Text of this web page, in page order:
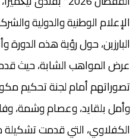
الإعلام الوطنية والدولية
البارزين، حول رؤية هذه الدورة
عرض المواهب الشابة، حيث
تصوراتهم أمام لجنة تحكيم
وأمل بلقايد، وعصام وشمة،
الكفلاوي، التي قدمت